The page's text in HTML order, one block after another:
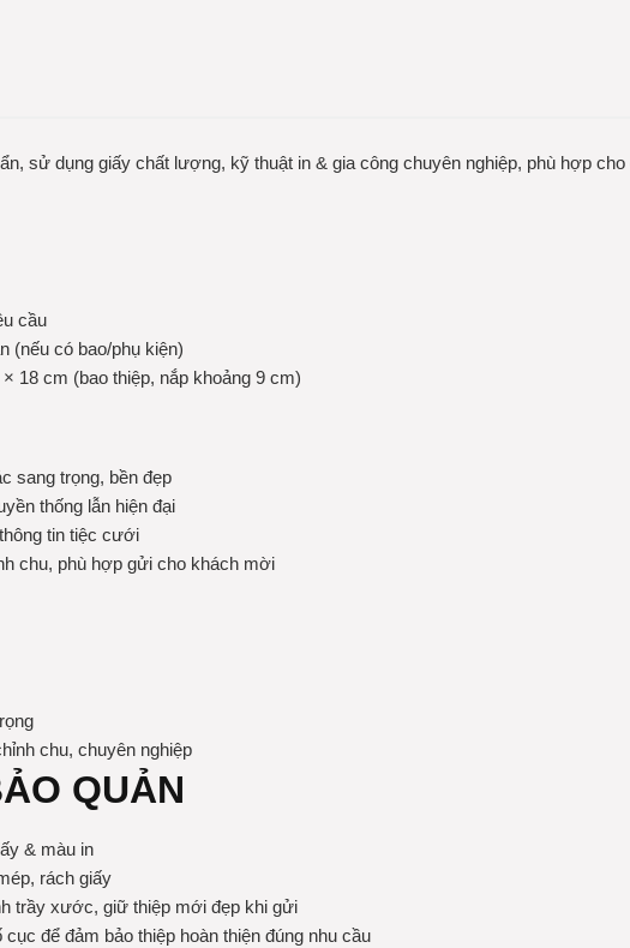
sử dụng giấy chất lượng, kỹ thuật in & gia công chuyên nghiệp, phù hợp
cầu
(nếu có bao/phụ kiện)
18 cm (bao thiệp, nắp khoảng 9 cm)
sang trọng, bền đẹp
thống lẫn hiện đại
tin tiệc cưới
chu, phù hợp gửi cho khách mời
chu, chuyên nghiệp
QUẢN
& màu in
rách giấy
trầy xước, giữ thiệp mới đẹp khi gửi
để đảm bảo thiệp hoàn thiện đúng nhu cầu